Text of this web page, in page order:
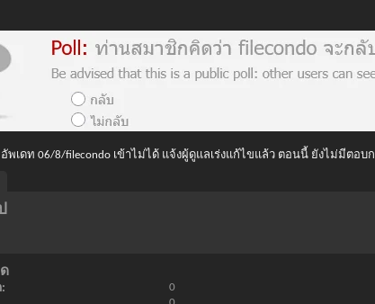
พเดท 06/8/filecondo เข้าไม่ได้ แจ้งผู้ดูแลเร่งแก้ไขแล้ว ตอนนี้ ยังไม่มีตอบ
0